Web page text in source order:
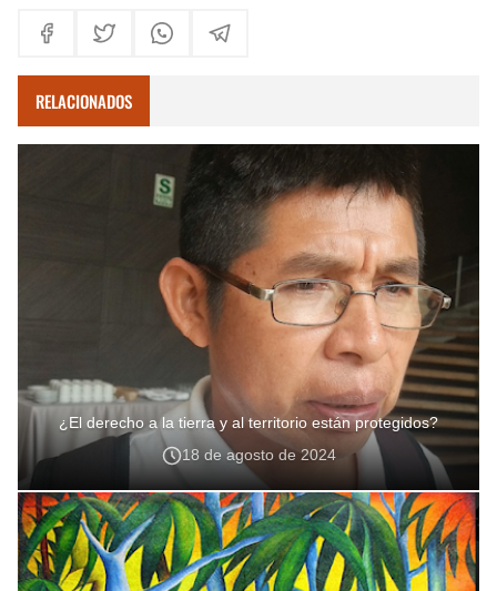
RELACIONADOS
¿El derecho a la tierra y al territorio están protegidos?
18 de agosto de 2024